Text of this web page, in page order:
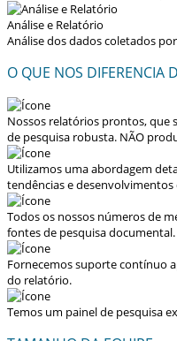
Análise e Relatório
Análise dos dados coletados
O QUE NOS DIFERENCIA
Nossos relatórios prontos, que
de pesquisa robusta. NÃO
Utilizamos uma abordagem
tendências e
Todos os nossos números de
fontes de pesquisa documental.
Fornecemos suporte contínuo
do relatório.
Temos um painel de pesquisa